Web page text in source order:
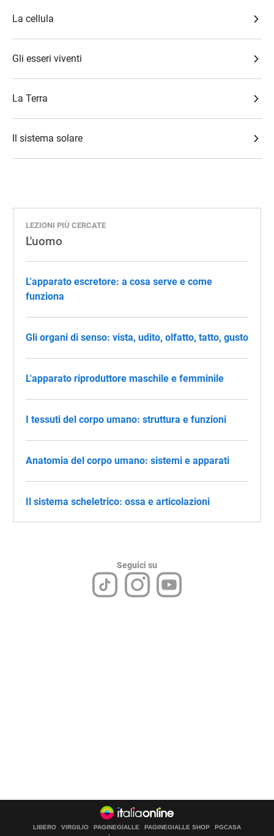
La cellula
Gli esseri viventi
La Terra
Il sistema solare
LEZIONI PIÙ CERCATE
L'uomo
L'apparato escretore: a cosa serve e come
funziona
Gli organi di senso: vista, udito, olfatto, tatto, gusto
L'apparato riproduttore maschile e femminile
I tessuti del corpo umano: struttura e funzioni
Anatomia del corpo umano: sistemi e apparati
Il sistema scheletrico: ossa e articolazioni
Seguici su
LIBERO VIRGILIO PAGINEGIALLE PAGINEGIALLE SHOP
PGCASA